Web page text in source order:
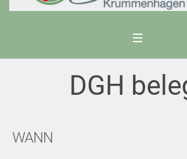
DGH
WANN